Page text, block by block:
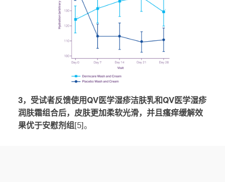
3，受试者反馈使用QV医学湿疹洁肤乳和QV医学湿疹
润肤霜组合后，皮肤更加柔软光滑，并且瘙痒缓解效
果优于安慰剂组[5]。